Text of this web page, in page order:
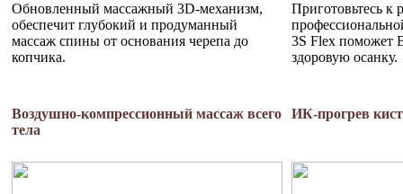
Обновленный массажный 3D-механизм,
обеспечит глубокий и продуманный
массаж спины от основания черепа до
копчика.
Приготовьтесь к
3S Flex поможет
здоровую осанку.
Воздушно-компрессионный массаж всего
тела
ИК-прогрев